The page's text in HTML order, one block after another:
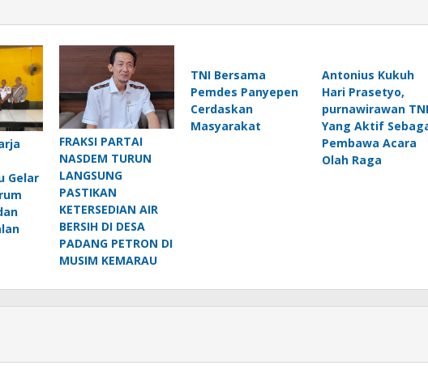
Gelar
FRAKSI PARTAI
NASDEM TURUN
LANGSUNG
PASTIKAN
KETERSEDIAN AIR
BERSIH DI DESA
PADANG PETRON DI
MUSIM KEMARAU
TNI Bersama
Pemdes Panyepen
Cerdaskan
Masyarakat
Antonius Kukuh
Hari Prasetyo,
purnawirawan TNI
Yang Aktif
Pembawa Acara
Olah Raga